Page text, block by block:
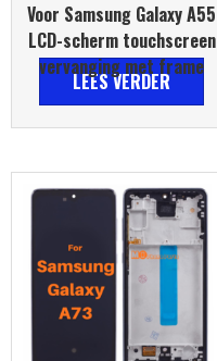
Voor Samsung Galaxy A55
LCD-scherm touchscreen
vervanging met frame
LEES VERDER